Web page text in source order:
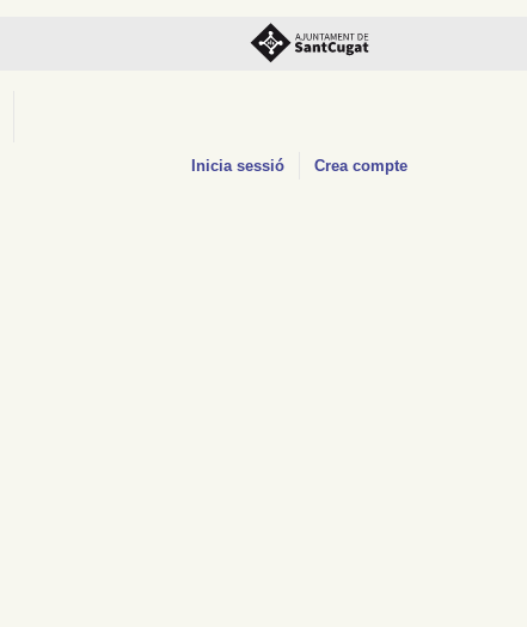
Inicia sessió Crea compte